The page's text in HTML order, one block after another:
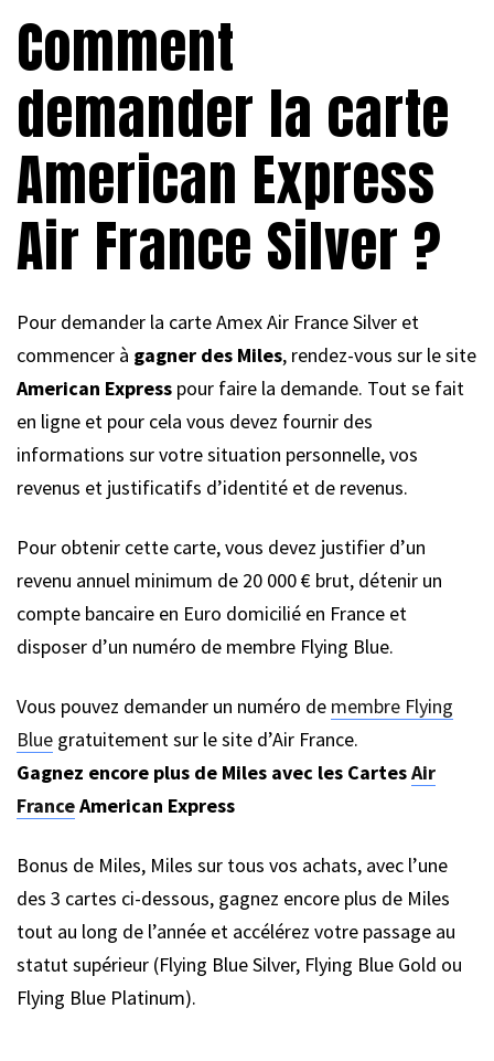
Comment
demander la carte
American Express
Air France Silver ?
Pour demander la carte Amex Air France Silver et
commencer à gagner des Miles, rendez-vous sur le site
American Express pour faire la demande. Tout se fait
en ligne et pour cela vous devez fournir des
informations sur votre situation personnelle, vos
revenus et justificatifs d’identité et de revenus.
Pour obtenir cette carte, vous devez justifier d’un
revenu annuel minimum de 20 000 € brut, détenir un
compte bancaire en Euro domicilié en France et
disposer d’un numéro de membre Flying Blue.
Vous pouvez demander un numéro de membre Flying
Blue gratuitement sur le site d’Air France.
Gagnez encore plus de Miles avec les CartesAir
FranceAmerican Express
Bonus de Miles, Miles sur tous vos achats, avec l’une
des 3 cartes ci-dessous, gagnez encore plus de Miles
tout au long de l’année et accélérez votre passage au
statut supérieur (Flying Blue Silver, Flying Blue Gold ou
Flying Blue Platinum).